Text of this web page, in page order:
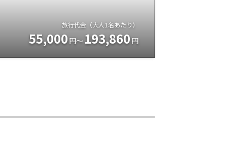
旅行代金（大人1名あたり）
55,000円～193,860円